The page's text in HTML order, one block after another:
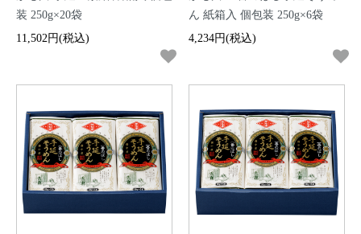
装 250g×20袋
11,502円(税込)
ん 紙箱入 個包装 250g×6袋
4,234円(税込)